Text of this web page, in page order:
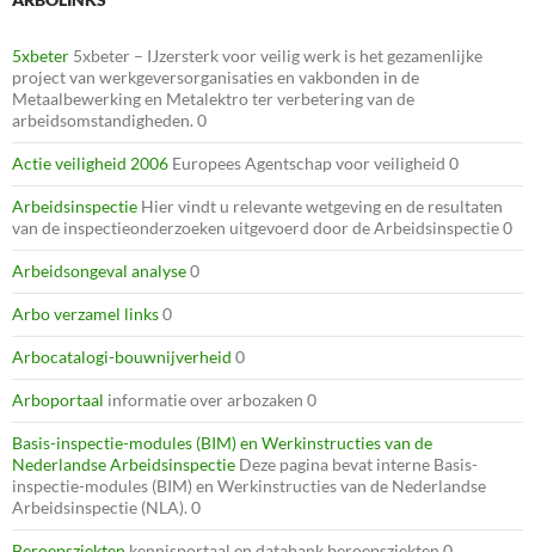
5xbeter 5xbeter – IJzersterk voor veilig werk is het gezamenlijke
project van werkgeversorganisaties en vakbonden in de
Metaalbewerking en Metalektro ter verbetering van de
arbeidsomstandigheden. 0
Actie veiligheid 2006 Europees Agentschap voor veiligheid 0
Arbeidsinspectie Hier vindt u relevante wetgeving en de resultaten
van de inspectieonderzoeken uitgevoerd door de Arbeidsinspectie 0
Arbeidsongeval analyse0
Arbo verzamel links0
Arbocatalogi-bouwnijverheid 0
Arboportaal informatie over arbozaken 0
Basis-inspectie-modules (BIM) en Werkinstructies van de
Nederlandse Arbeidsinspectie Deze pagina bevat interne Basis-
inspectie-modules (BIM) en Werkinstructies van de Nederlandse
Arbeidsinspectie (NLA). 0